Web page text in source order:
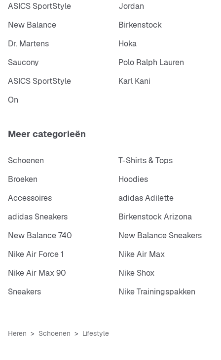
ASICS SportStyle
Jordan
New Balance
Birkenstock
Dr. Martens
Hoka
Saucony
Polo Ralph Lauren
ASICS SportStyle
Karl Kani
On
Meer categorieën
Schoenen
T-Shirts & Tops
Broeken
Hoodies
Accessoires
adidas Adilette
adidas Sneakers
Birkenstock Arizona
New Balance 740
New Balance Sneakers
Nike Air Force 1
Nike Air Max
Nike Air Max 90
Nike Shox
Sneakers
Nike Trainingspakken
Heren Schoenen Lifestyle